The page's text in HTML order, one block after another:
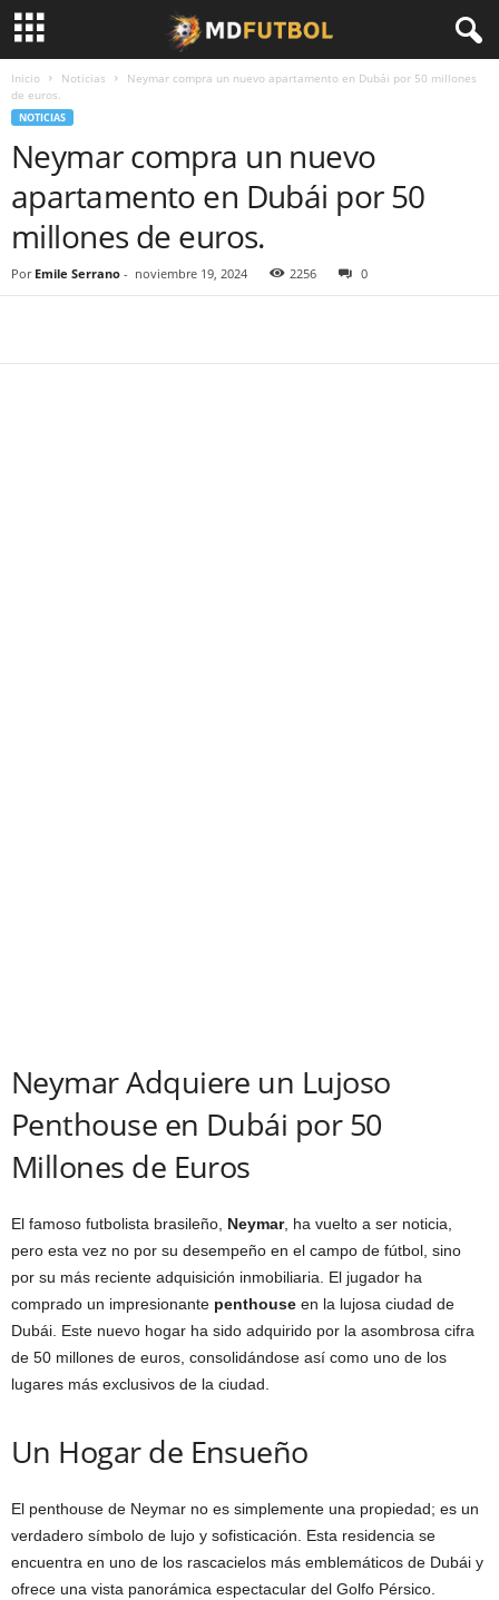
Inicio Noticias
Neymar compra un nuevo apartamento en Dubái por 50 millones
de euros.
NOTICIAS
Neymar compra un nuevo
apartamento en Dubái por 50
millones de euros.
Por Emile Serrano - noviembre 19, 2024 2256 0
Neymar Adquiere un Lujoso
Penthouse en Dubái por 50
Millones de Euros
El famoso futbolista brasileño, Neymar, ha vuelto a ser noticia,
pero esta vez no por su desempeño en el campo de fútbol, sino
por su más reciente adquisición inmobiliaria. El jugador ha
comprado un impresionante penthouse en la lujosa ciudad de
Dubái. Este nuevo hogar ha sido adquirido por la asombrosa cifra
de 50 millones de euros, consolidándose así como uno de los
lugares más exclusivos de la ciudad.
Un Hogar de Ensueño
El penthouse de Neymar no es simplemente una propiedad; es un
verdadero símbolo de lujo y sofisticación. Esta residencia se
encuentra en uno de los rascacielos más emblemáticos de Dubái y
ofrece una vista panorámica espectacular del Golfo Pérsico.